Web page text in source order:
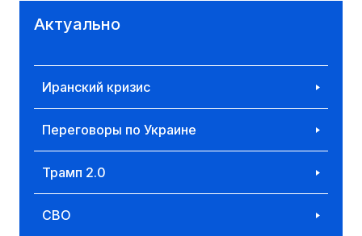
Актуально
Иранский кризис
Переговоры по Украине
Трамп 2.0
СВО